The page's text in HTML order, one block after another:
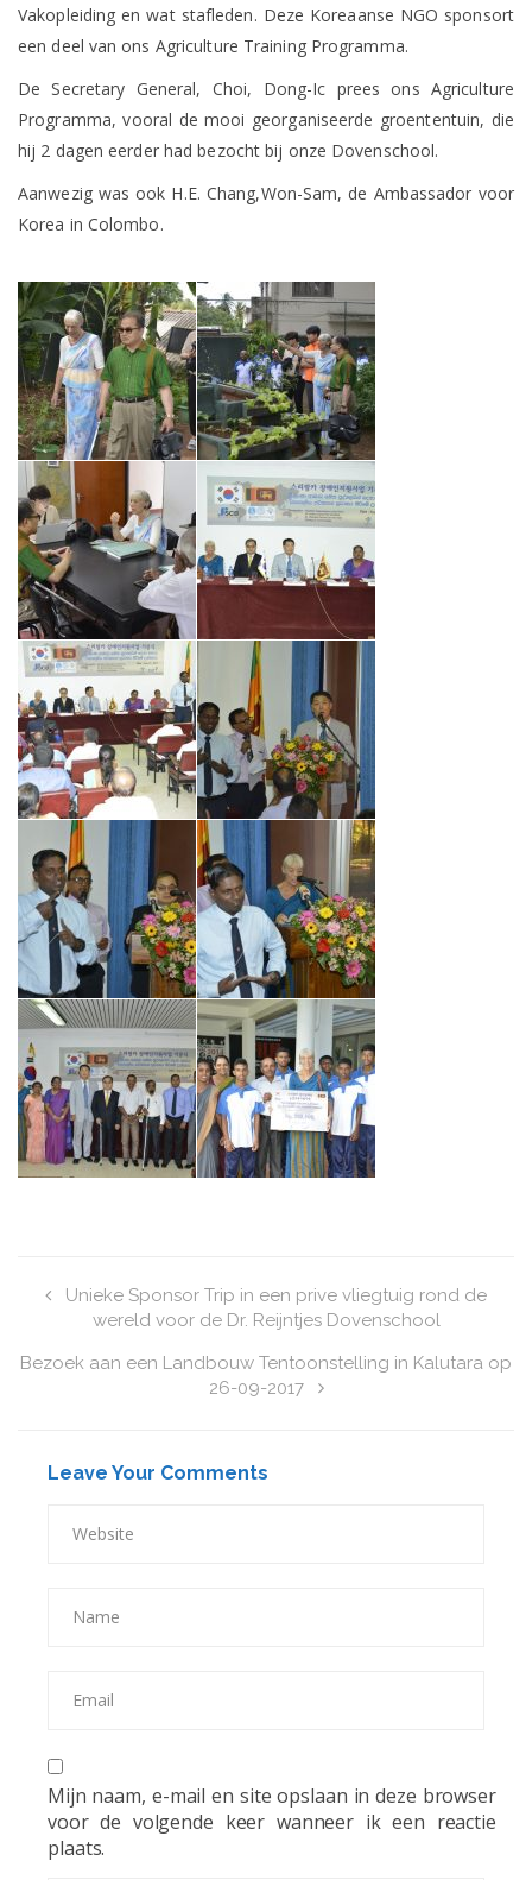
21-
08-
Vakopleiding en wat stafleden. Deze Koreaanse NGO sponsort
een deel van ons Agriculture Training Programma.
De Secretary General, Choi, Dong-Ic prees ons Agriculture
Programma, vooral de mooi georganiseerde groententuin, die
hij 2 dagen eerder had bezocht bij onze Dovenschool.
Aanwezig was ook H.E. Chang,Won-Sam, de Ambassador voor
Korea in Colombo.
Unieke Sponsor Trip in een prive vliegtuig rond de
wereld voor de Dr. Reijntjes Dovenschool
Bezoek aan een Landbouw Tentoonstelling in Kalutara op
26-09-2017
Leave Your Comments
Mijn naam, e-mail en site opslaan in deze browser
voor de volgende keer wanneer ik een reactie
plaats.